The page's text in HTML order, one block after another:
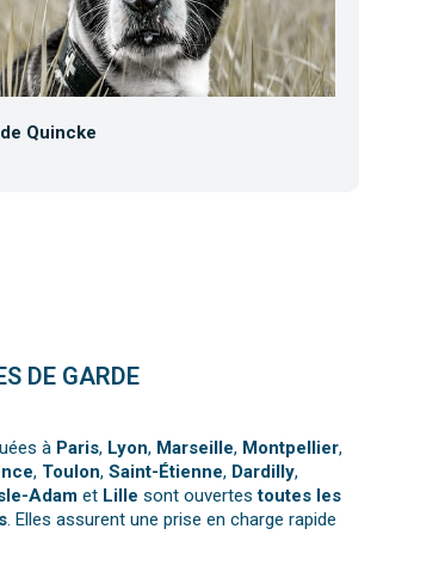
Quincke
DE GARDE
à Paris, Lyon, Marseille, Montpellier,
, Toulon, Saint-Étienne, Dardilly,
Adam et Lille sont ouvertestoutes les
. Elles assurent une prise en charge rapide